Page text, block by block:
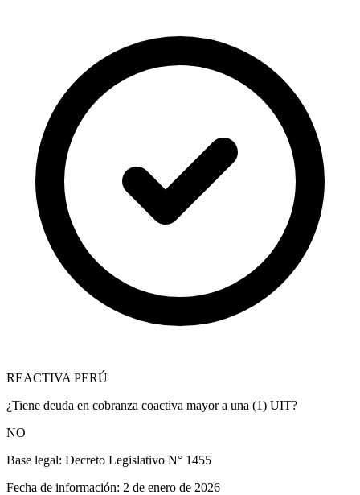
REACTIVA PERÚ
¿Tiene deuda en cobranza coactiva mayor a una (1) UIT?
NO
Base legal: Decreto Legislativo N° 1455
Fecha de información: 2 de enero de 2026